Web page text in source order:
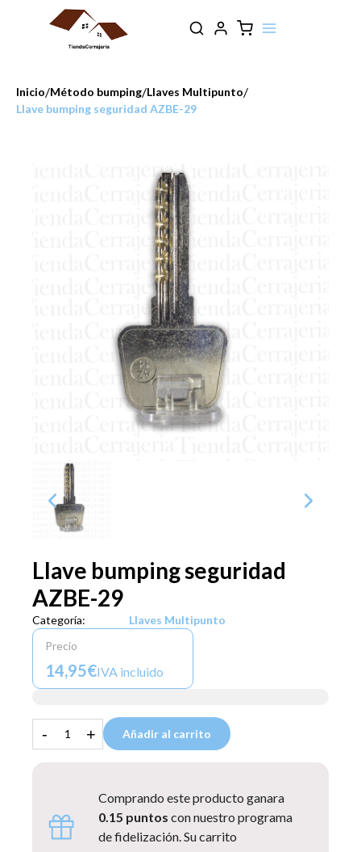
Inicio/Método bumping/Llaves Multipunto/
Llave bumping seguridad AZBE-29
Llave bumping seguridad
AZBE-29
Categoría:
Llaves Multipunto
Precio
14,95€IVA incluido
- + Añadir al carrito
Comprando este producto ganara
0.15 puntos con nuestro programa
de fidelización. Su carrito